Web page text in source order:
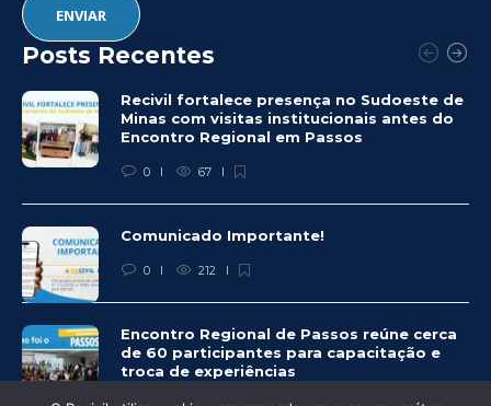
Posts Recentes
Recivil fortalece presença no Sudoeste de
Minas com visitas institucionais antes do
Encontro Regional em Passos
0 67
Comunicado Importante!
0 212
Encontro Regional de Passos reúne cerca
de 60 participantes para capacitação e
troca de experiências